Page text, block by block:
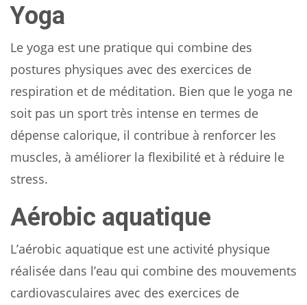
Yoga
Le yoga est une pratique qui combine des
postures physiques avec des exercices de
respiration et de méditation. Bien que le yoga ne
soit pas un sport très intense en termes de
dépense calorique, il contribue à renforcer les
muscles, à améliorer la flexibilité et à réduire le
stress.
Aérobic aquatique
L’aérobic aquatique est une activité physique
réalisée dans l’eau qui combine des mouvements
cardiovasculaires avec des exercices de